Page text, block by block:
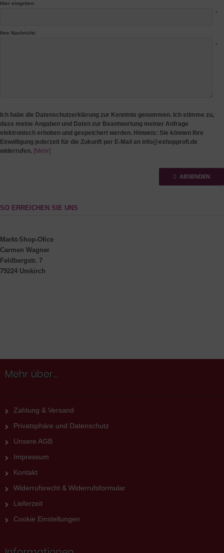
Hier eingeben
*
Ihre Nachricht:
*
Ich habe die Datenschutzerklärung zur Kenntnis genommen. Ich stimme zu,
dass meine Angaben und Daten zur Beantwortung meiner Anfrage
elektronisch erhoben und gespeichert werden. Hinweis: Sie können Ihre
Einwilligung jederzeit für die Zukunft per E-Mail an info@eshopprofi.de
widerrufen. [Mehr]
ABSENDEN
SO ERREICHEN SIE UNS
Markt-Shop-Ofice
Carmen Wagner
Feldbergstr. 7
79224 Umkirch
Mehr über...
Zahlung & Versand
Privatsphäre und Datenschutz
Unsere AGB
Impressum
Kontakt
Widerrufsrecht & Widerrufsformular
Lieferzeit
Cookie Einstellungen